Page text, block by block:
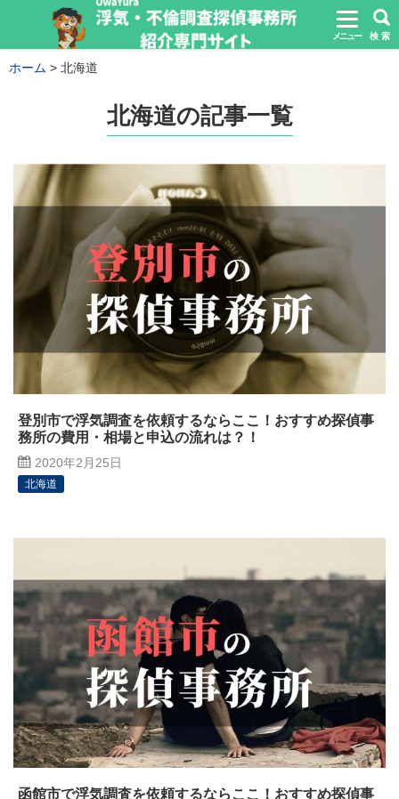
メニュー 検 索
ホーム 北海道
北海道の記事一覧
登別市で浮気調査を依頼するならここ！おすすめ探偵事
務所の費用・相場と申込の流れは？！
2020年2月25日
北海道
函館市で浮気調査を依頼するならここ！おすすめ探偵事